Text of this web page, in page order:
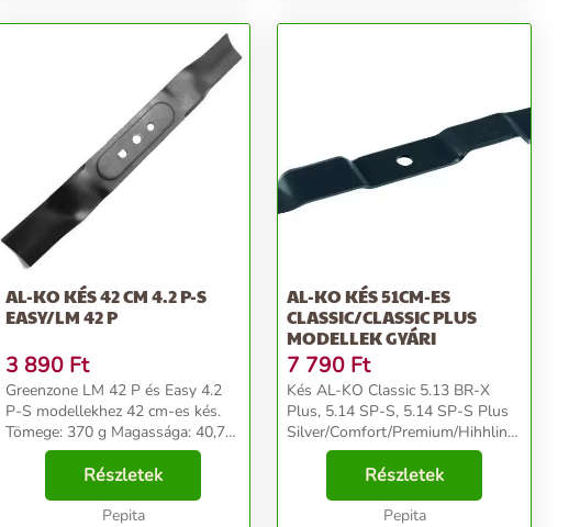
AL-KO KÉS 42 CM 4.2 P-S
EASY/LM 42 P
3 890 Ft
Greenzone LM 42 P és Easy 4.2
P-S modellekhez 42 cm-es kés.
Tömege: 370 g Magassága: 40,7
cm Szélessége: 5,0 cm Mélysége:
4,6 cm Hossza: 42 cm...
Részletek
Pepita
AL-KO KÉS 51CM-ES
CLASSIC/CLASSIC PLUS
MODELLEK GYÁRI
7 790 Ft
Kés AL-KO Classic 5.13 BR-X
Plus, 5.14 SP-S, 5.14 SP-S Plus
Silver/Comfort/Premium/Hihhline/Highline
Edition/Powerline
51/52/520/5200/5204
típusokhoz/gyári modell...
Részletek
Pepita